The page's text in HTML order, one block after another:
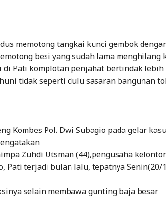
memotong tangkai kunci gembok
besi yang sudah lama menghilang
Pati komplotan penjahat bertindak lebih
tidak seperti dulu sasaran bangunan
Kombes Pol. Dwi Subagio pada gelar
Zuhdi Utsman (44),pengusaha
Pati terjadi bulan lalu, tepatnya Senin(20/
selain membawa gunting baja besar